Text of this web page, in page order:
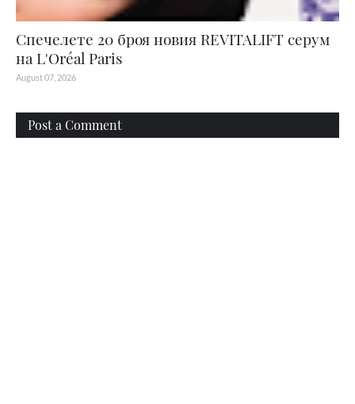
Спечелете 20 броя новия REVITALIFT серум
на L'Oréal Paris
August 07, 2026
Post a Comment